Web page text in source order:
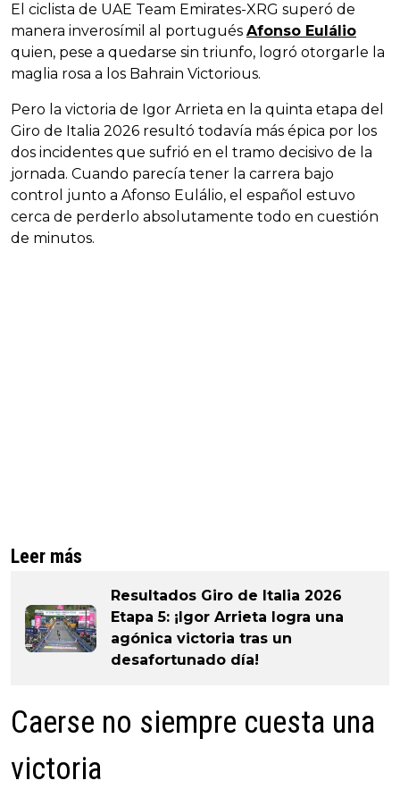
El ciclista de UAE Team Emirates-XRG superó de
manera inverosímil al portugués Afonso Eulálio
quien, pese a quedarse sin triunfo, logró otorgarle la
maglia rosa a los Bahrain Victorious.
Pero la victoria de Igor Arrieta en la quinta etapa del
Giro de Italia 2026 resultó todavía más épica por los
dos incidentes que sufrió en el tramo decisivo de la
jornada. Cuando parecía tener la carrera bajo
control junto a Afonso Eulálio, el español estuvo
cerca de perderlo absolutamente todo en cuestión
de minutos.
Leer más
Resultados Giro de Italia 2026
Etapa 5: ¡Igor Arrieta logra una
agónica victoria tras un
desafortunado día!
Caerse no siempre cuesta una
victoria